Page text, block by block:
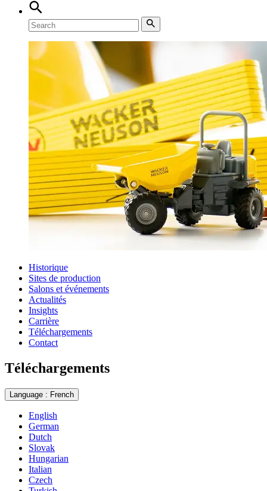
Historique
Sites de production
Salons et événements
Actualités
Insights
Carrière
Téléchargements
Contact
Téléchargements
Language : French
English
German
Dutch
Slovak
Hungarian
Italian
Czech